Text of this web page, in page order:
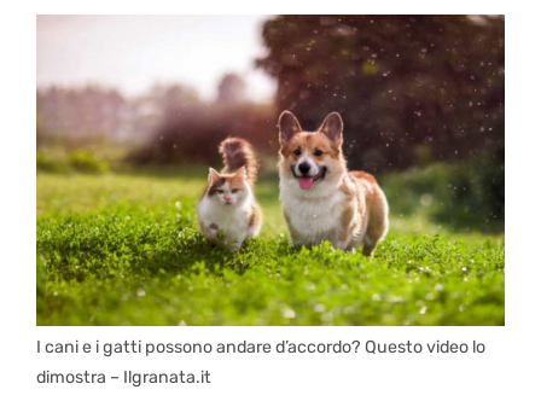
I cani e i gatti possono andare d’accordo? Questo video lo
dimostra – Ilgranata.it